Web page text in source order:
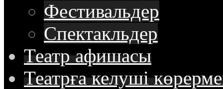
Фестивальдер
Спектакльдер
Театрафишасы
Театрға келуші